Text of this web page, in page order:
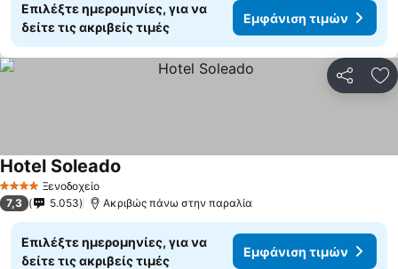
Επιλέξτε ημερομηνίες, για να
δείτε τις ακριβείς τιμές
Εμφάνιση τιμών
4 ΑστέριαΞενοδοχείο
Hotel Soleado
7,3 5.053 Ακριβώς πάνω στην παραλία
Επιλέξτε ημερομηνίες, για να
δείτε τις ακριβείς τιμές
Εμφάνιση τιμών